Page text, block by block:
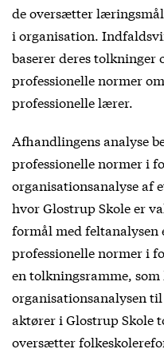
de oversætter
i organisation.
baserer deres tolkninger
professionelle normer
professionelle lærer.
Afhandlingens analyse
professionelle normer i
organisationsanalyse af
hvor Glostrup Skole er
formål med feltanalysen
professionelle normer i
en tolkningsramme, som
organisationsanalysen
aktører i Glostrup Skole
oversætter